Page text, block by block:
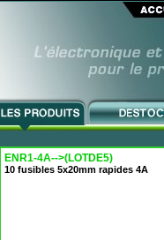
ENR1-4A-->(LOTDE5)
10 fusibles 5x20mm rapides 4A